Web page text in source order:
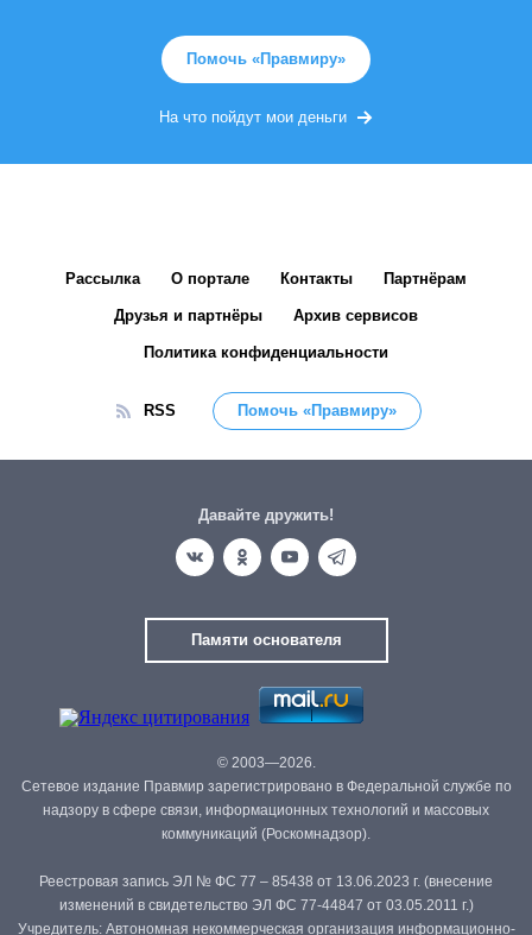
Помочь «Правмиру»
На что пойдут мои деньги
Рассылка О портале Контакты Партнёрам
Друзья и партнёры Архив сервисов
Политика конфиденциальности
RSS Помочь «Правмиру»
Давайте дружить!
Памяти основателя
© 2003—2026.
Сетевое издание Правмир зарегистрировано в Федеральной службе по
надзору в сфере связи, информационных технологий и массовых
коммуникаций (Роскомнадзор).
Реестровая запись ЭЛ № ФС 77 – 85438 от 13.06.2023 г. (внесение
изменений в свидетельство ЭЛ ФС 77-44847 от 03.05.2011 г.)
Учредитель: Автономная некоммерческая организация информационно-